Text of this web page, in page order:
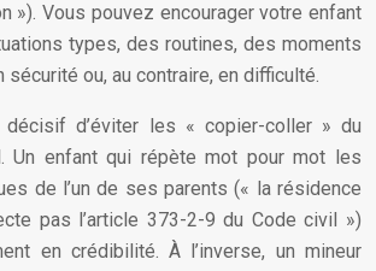
»). Vous pouvez encourager votre enfant
types, des routines, des moments
sécurité ou, au contraire, en difficulté.
d’éviter les « copier-coller » du
Un enfant qui répète mot pour mot les
de l’un de ses parents (« la résidence
pas l’article 373-2-9 du Code civil »)
en crédibilité. À l’inverse, un mineur